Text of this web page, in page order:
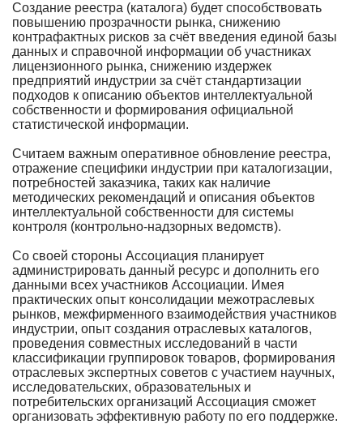
Создание реестра (каталога) будет способствовать
повышению прозрачности рынка, снижению
контрафактных рисков за счёт введения единой базы
данных и справочной информации об участниках
лицензионного рынка, снижению издержек
предприятий индустрии за счёт стандартизации
подходов к описанию объектов интеллектуальной
собственности и формирования официальной
статистической информации.
Считаем важным оперативное обновление реестра,
отражение специфики индустрии при каталогизации,
потребностей заказчика, таких как наличие
методических рекомендаций и описания объектов
интеллектуальной собственности для системы
контроля (контрольно-надзорных ведомств).
Со своей стороны Ассоциация планирует
администрировать данный ресурс и дополнить его
данными всех участников Ассоциации. Имея
практических опыт консолидации межотраслевых
рынков, межфирменного взаимодействия участников
индустрии, опыт создания отраслевых каталогов,
проведения совместных исследований в части
классификации группировок товаров, формирования
отраслевых экспертных советов с участием научных,
исследовательских, образовательных и
потребительских организаций Ассоциация сможет
организовать эффективную работу по его поддержке.